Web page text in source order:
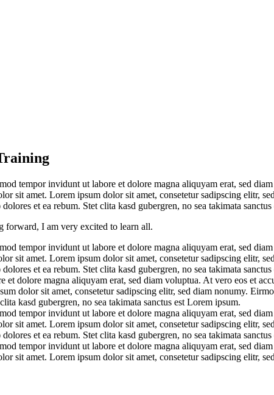
tempor invidunt ut labore et dolore magna aliquyam erat, sed
sit amet. Lorem ipsum dolor sit amet, consetetur sadipscing elitr,
et ea rebum. Stet clita kasd gubergren, no sea takimata
forward, I am very excited to learn all.
tempor invidunt ut labore et dolore magna aliquyam erat, sed
sit amet. Lorem ipsum dolor sit amet, consetetur sadipscing elitr,
et ea rebum. Stet clita kasd gubergren, no sea takimata
dolore magna aliquyam erat, sed diam voluptua. At vero eos et
dolor sit amet, consetetur sadipscing elitr, sed diam nonumy.
kasd gubergren, no sea takimata sanctus est Lorem ipsum.
tempor invidunt ut labore et dolore magna aliquyam erat, sed
sit amet. Lorem ipsum dolor sit amet, consetetur sadipscing elitr,
et ea rebum. Stet clita kasd gubergren, no sea takimata
tempor invidunt ut labore et dolore magna aliquyam erat, sed
sit amet. Lorem ipsum dolor sit amet, consetetur sadipscing elitr,